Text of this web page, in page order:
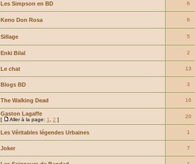
Les Simpson en BD 6
Keno Don Rosa 6
Sillage 5
Enki Bilal 2
Le chat 13
Blogs BD 3
The Walking Dead 16
Gaston Lagaffe
[ Aller à la page: 1 2 ]
20
Les Véritables légendes Urbaines 1
Joker 7